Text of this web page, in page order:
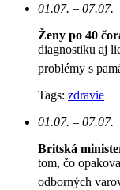
01.07. – 07.07.
Ženy po 40
diagnostiku aj
problémy s
Tags: zdravie
01.07. – 07.07.
Britská
tom, čo
odborných